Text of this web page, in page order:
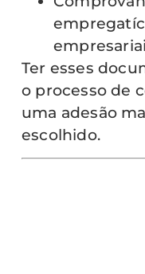
Ter esses
o processo de
uma adesão
escolhido.